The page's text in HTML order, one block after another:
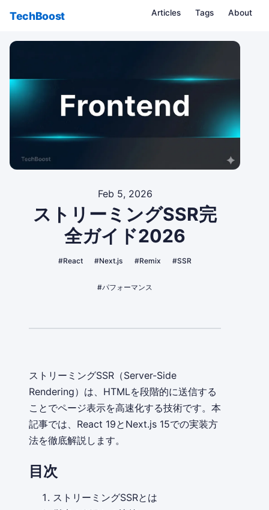
TechBoost Articles Tags About
Feb 5, 2026
ストリーミングSSR完
全ガイド2026
#React #Next.js #Remix #SSR
#パフォーマンス
ストリーミングSSR（Server-Side
Rendering）は、HTMLを段階的に送信する
ことでページ表示を高速化する技術です。本
記事では、React 19とNext.js 15での実装方
法を徹底解説します。
目次
ストリーミングSSRとは